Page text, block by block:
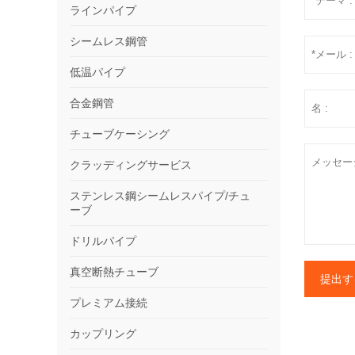
提出
ラインパイプ
シームレス鋼管
低温パイプ
合金鋼管
チューブケーシング
クラッディングサービス
ステンレス鋼シームレスパイプ/チュ
ーブ
ドリルパイプ
真空断熱チューブ
プレミアム接続
カップリング